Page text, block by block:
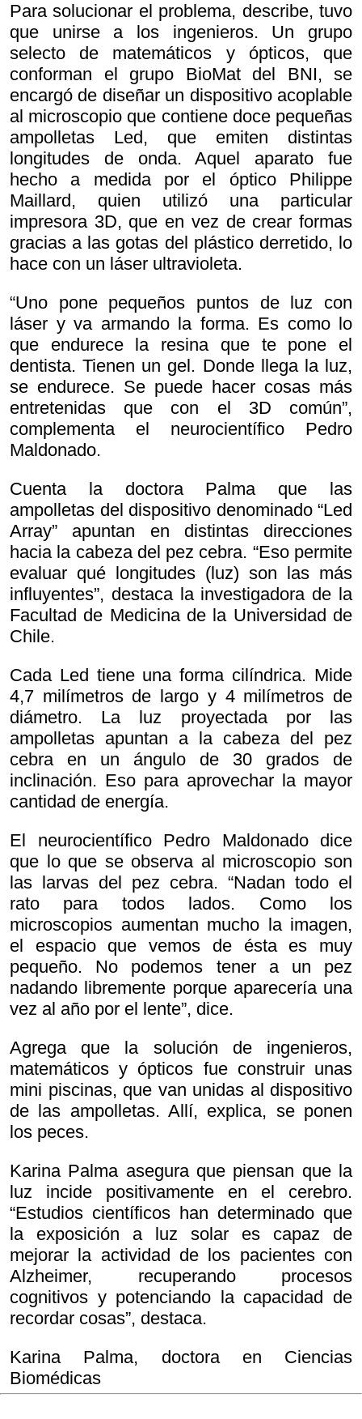
Para solucionar el problema, describe, tuvo
que unirse a los ingenieros. Un grupo
selecto de matemáticos y ópticos, que
conforman el grupo BioMat del BNI, se
encargó de diseñar un dispositivo acoplable
al microscopio que contiene doce pequeñas
ampolletas Led, que emiten distintas
longitudes de onda. Aquel aparato fue
hecho a medida por el óptico Philippe
Maillard, quien utilizó una particular
impresora 3D, que en vez de crear formas
gracias a las gotas del plástico derretido, lo
hace con un láser ultravioleta.
“Uno pone pequeños puntos de luz con
láser y va armando la forma. Es como lo
que endurece la resina que te pone el
dentista. Tienen un gel. Donde llega la luz,
se endurece. Se puede hacer cosas más
entretenidas que con el 3D común”,
complementa el neurocientífico Pedro
Maldonado.
Cuenta la doctora Palma que las
ampolletas del dispositivo denominado “Led
Array” apuntan en distintas direcciones
hacia la cabeza del pez cebra. “Eso permite
evaluar qué longitudes (luz) son las más
influyentes”, destaca la investigadora de la
Facultad de Medicina de la Universidad de
Chile.
Cada Led tiene una forma cilíndrica. Mide
4,7 milímetros de largo y 4 milímetros de
diámetro. La luz proyectada por las
ampolletas apuntan a la cabeza del pez
cebra en un ángulo de 30 grados de
inclinación. Eso para aprovechar la mayor
cantidad de energía.
El neurocientífico Pedro Maldonado dice
que lo que se observa al microscopio son
las larvas del pez cebra. “Nadan todo el
rato para todos lados. Como los
microscopios aumentan mucho la imagen,
el espacio que vemos de ésta es muy
pequeño. No podemos tener a un pez
nadando libremente porque aparecería una
vez al año por el lente”, dice.
Agrega que la solución de ingenieros,
matemáticos y ópticos fue construir unas
mini piscinas, que van unidas al dispositivo
de las ampolletas. Allí, explica, se ponen
los peces.
Karina Palma asegura que piensan que la
luz incide positivamente en el cerebro.
“Estudios científicos han determinado que
la exposición a luz solar es capaz de
mejorar la actividad de los pacientes con
Alzheimer, recuperando procesos
cognitivos y potenciando la capacidad de
recordar cosas”, destaca.
Karina Palma, doctora en Ciencias
Biomédicas